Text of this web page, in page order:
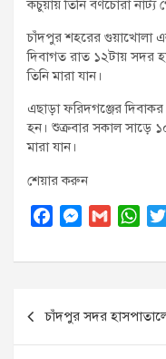
কচুয়ায় তিনি বর্ণচোরা
চাঁদপুর শহরের গুয়াখোলা
দিবাগত রাত ১২টায় সদর
তিনি মারা যান।
এছাড়া ফরিদগঞ্জের
হন। শুক্রবার সকাল সাড়ে
মারা যান।
শেয়ার করুন
c
o
o
M
s
g
G
a
W
a
A
p
Post
navigation
চাঁদপুর সদর